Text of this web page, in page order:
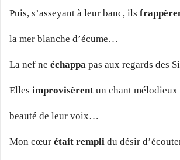
Puis, s’asseyant à leur banc, ils
la mer blanche d’écume…
La nef ne échappa pas aux regards des
Elles improvisèrent un chant
beauté de leur voix…
Mon cœur était rempli du désir